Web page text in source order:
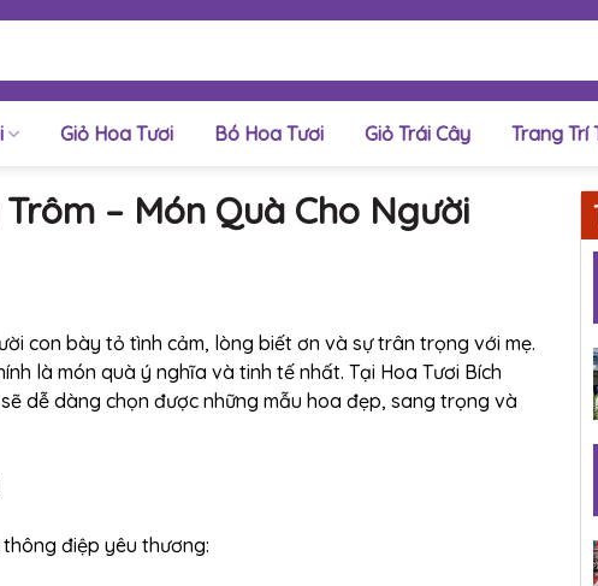
Giỏ Hoa Tươi Bó Hoa Tươi Giỏ Trái Cây Trang Trí
– Món Quà Cho Người
con bày tỏ tình cảm, lòng biết ơn và sự trân trọng với mẹ.
là món quà ý nghĩa và tinh tế nhất. Tại Hoa Tươi Bích
dễ dàng chọn được những mẫu hoa đẹp, sang trọng và
điệp yêu thương: